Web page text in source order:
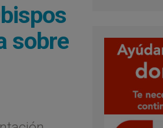
sobre